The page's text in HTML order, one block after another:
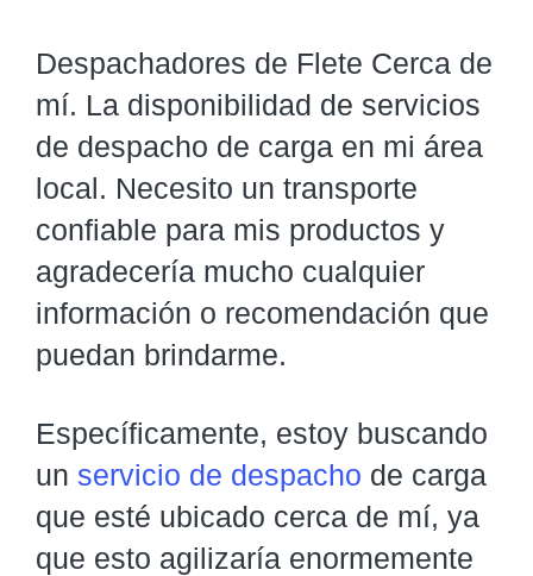
Despachadores de Flete Cerca de
mí. La disponibilidad de servicios
de despacho de carga en mi área
local. Necesito un transporte
confiable para mis productos y
agradecería mucho cualquier
información o recomendación que
puedan brindarme.
Específicamente, estoy buscando
un servicio de despacho de carga
que esté ubicado cerca de mí, ya
que esto agilizaría enormemente